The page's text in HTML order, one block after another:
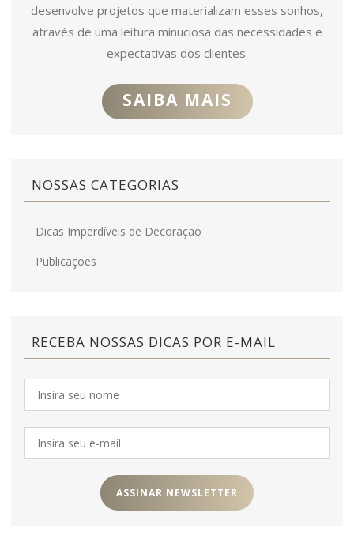
desenvolve projetos que materializam esses sonhos,
através de uma leitura minuciosa das necessidades e
expectativas dos clientes.
SAIBA MAIS
NOSSAS CATEGORIAS
Dicas Imperdíveis de Decoração
Publicações
RECEBA NOSSAS DICAS POR E-MAIL